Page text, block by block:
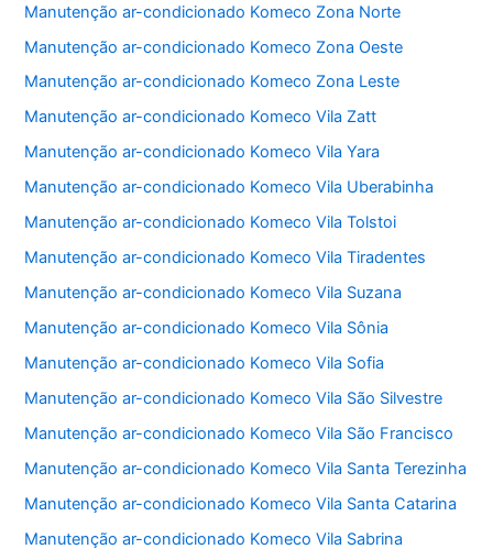
Manutenção ar-condicionado Komeco Zona Norte
Manutenção ar-condicionado Komeco Zona Oeste
Manutenção ar-condicionado Komeco Zona Leste
Manutenção ar-condicionado Komeco Vila Zatt
Manutenção ar-condicionado Komeco Vila Yara
Manutenção ar-condicionado Komeco Vila Uberabinha
Manutenção ar-condicionado Komeco Vila Tolstoi
Manutenção ar-condicionado Komeco Vila Tiradentes
Manutenção ar-condicionado Komeco Vila Suzana
Manutenção ar-condicionado Komeco Vila Sônia
Manutenção ar-condicionado Komeco Vila Sofia
Manutenção ar-condicionado Komeco Vila São Silvestre
Manutenção ar-condicionado Komeco Vila São Francisco
Manutenção ar-condicionado Komeco Vila Santa Terezinha
Manutenção ar-condicionado Komeco Vila Santa Catarina
Manutenção ar-condicionado Komeco Vila Sabrina